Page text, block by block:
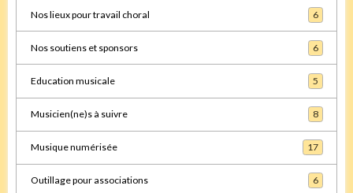
Nos lieux pour travail choral 6
Nos soutiens et sponsors 6
Education musicale 5
Musicien(ne)s à suivre 8
Musique numérisée 17
Outillage pour associations 6